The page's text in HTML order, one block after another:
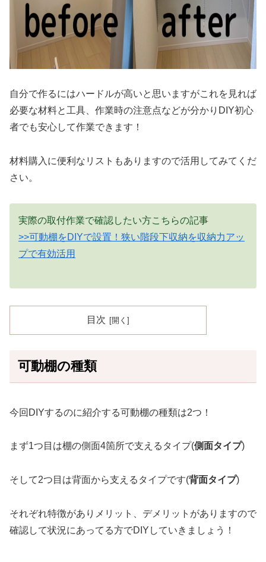
自分で作るにはハードルが高いと思いますがこれを見れば
必要な材料と工具、作業時の注意点などが分かりDIY初心
者でも安心して作業できます！
材料購入に便利なリストもありますので活用してみてくだ
さい。
実際の取付作業で確認したい方こちらの記事
>>可動棚をDIYで設置！狭い階段下収納を収納力アッ
プで有効活用
目次
可動棚の種類
今回DIYするのに紹介する可動棚の種類は2つ！
まず1つ目は棚の側面4箇所で支えるタイプ(側面タイプ)
そして2つ目は背面から支えるタイプです(背面タイプ)
それぞれ特徴がありメリット、デメリットがありますので
確認して状況にあってる方でDIYしていきましょう！